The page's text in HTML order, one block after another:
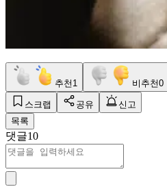
추천 1 비추천0
스크랩 공유
신고
목록
댓글10